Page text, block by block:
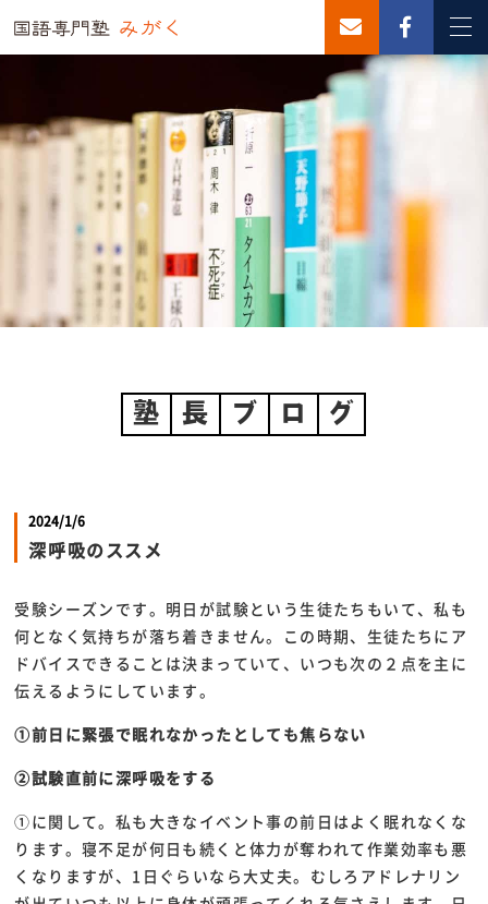
塾 長 ブ ロ グ
2024/1/6
深呼吸のススメ
受験シーズンです。明日が試験という生徒たちもいて、私も
何となく気持ちが落ち着きません。この時期、生徒たちにア
ドバイスできることは決まっていて、いつも次の２点を主に
伝えるようにしています。
①前日に緊張で眠れなかったとしても焦らない
②試験直前に深呼吸をする
①に関して。私も大きなイベント事の前日はよく眠れなくな
ります。寝不足が何日も続くと体力が奪われて作業効率も悪
くなりますが、1日ぐらいなら大丈夫。むしろアドレナリン